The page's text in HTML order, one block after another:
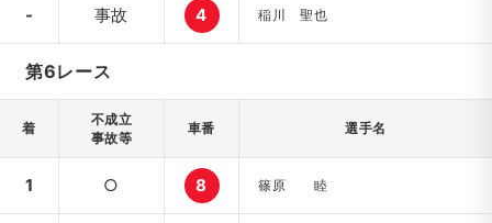
- 事故 4 稲川 聖也
第6レース
着
不成立
事故等
車番 選手名
1 ○ 8 篠原 睦